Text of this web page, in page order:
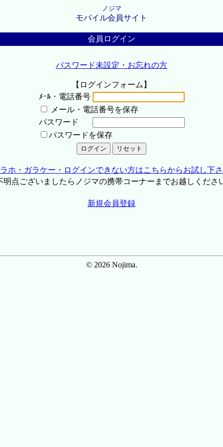
ノジマ
モバイル会員サイト
会員ログイン
パスワード未設定・お忘れの方
【ログインフォーム】
ﾒｰﾙ・電話番号
メール・電話番号を保存
パスワード
パスワードを保存
ホ・ガラケー・ログインできない方はこちらからお試し下
点ございましたらノジマの携帯コーナーまでお越しくださ
新規会員登録
© 2026 Nojima.